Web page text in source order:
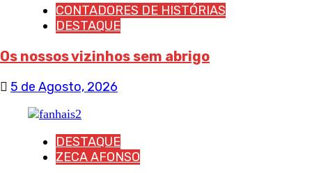
CONTADORES DE HISTÓRIAS
DESTAQUE
Os nossos vizinhos sem abrigo
5 de Agosto, 2026
DESTAQUE
ZECA AFONSO